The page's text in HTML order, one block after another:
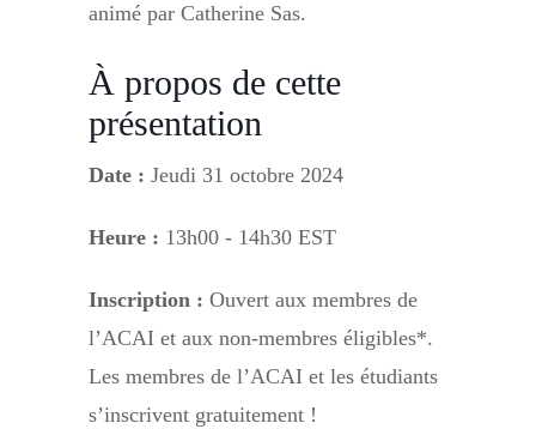
animé par Catherine Sas.
À propos de cette
présentation
Date : Jeudi 31 octobre 2024
Heure : 13h00 - 14h30 EST
Inscription : Ouvert aux membres de
l’ACAI et aux non-membres éligibles*.
Les membres de l’ACAI et les étudiants
s’inscrivent gratuitement !